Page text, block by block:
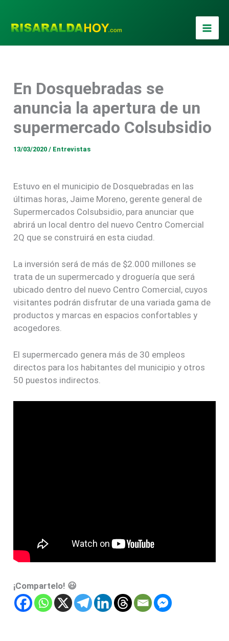
contenido
En Dosquebradas se
anuncia la apertura de un
supermercado Colsubsidio
13/03/2020/ Entrevistas
Estuvo en el municipio de Dosquebradas en las
últimas horas, Jaime Moreno, gerente general de
Supermercados Colsubsidio, para anunciar que
abrirá un local dentro del nuevo Centro Comercial
2Q que se construirá en esta ciudad.
La inversión será de más de $2.000 millones se
trata de un supermercado y droguería que será
ubicado dentro del nuevo Centro Comercial, cuyos
visitantes podrán disfrutar de una variada gama de
productos y marcas en espacios confortables y
acogedores.
El supermercado genera más de 30 empleos
directos para los habitantes del municipio y otros
50 puestos indirectos.
¡Compartelo! 😃